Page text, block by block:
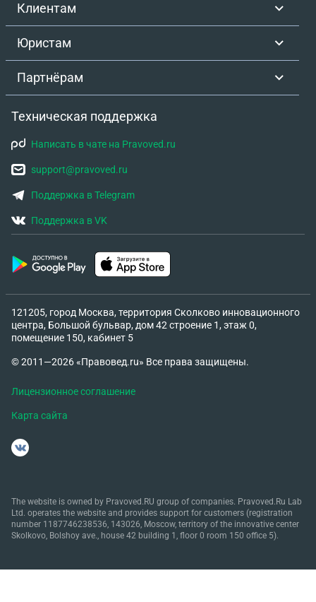
Клиентам
Юристам
Партнёрам
Техническая поддержка
Написать в чате на Pravoved.ru
support@pravoved.ru
Поддержка в Telegram
Поддержка в VK
121205, город Москва, территория Сколково инновационного
центра, Большой бульвар, дом 42 строение 1, этаж 0,
помещение 150, кабинет 5
© 2011—2026 «Правовед.ru» Все права защищены.
Лицензионное соглашение
Карта сайта
The website is owned by Pravoved.RU group of companies. Pravoved.Ru Lab
Ltd. operates the website and provides support for customers (registration
number 1187746238536, 143026, Moscow, territory of the innovative center
Skolkovo, Bolshoy ave., house 42 building 1, floor 0 room 150 office 5).